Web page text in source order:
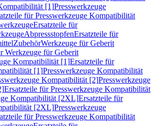
[1]Presswerkzeuge
für Presswerkzeuge Kompatibilität
Ersatzteile für
AbpressstopfenErsatzteile für
ZubehörWerkzeuge für Geberit
Werkzeuge für Geberit
Kompatibilität [1]Ersatzteile für
[1]Presswerkzeuge Kompatibilität
Kompatibilität [2]Presswerkzeuge
Ersatzteile für Presswerkzeuge Kompatibilität
Kompatibilität [2XL]Ersatzteile für
[2XL]Presswerkzeuge
für Presswerkzeuge Kompatibilität